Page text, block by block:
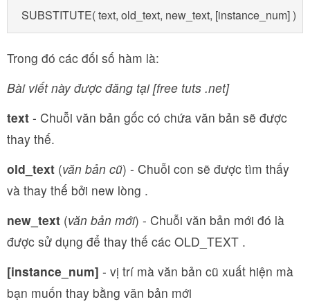
SUBSTITUTE( text, old_text, new_text, [instance_num] )
Trong đó các đối số hàm là:
Bài viết này được đăng tại [free tuts .net]
text - Chuỗi văn bản gốc có chứa văn bản sẽ được
thay thế.
old_text (văn bản cũ) - Chuỗi con sẽ được tìm thấy
và thay thế bởi new lòng .
new_text (văn bản mới) - Chuỗi văn bản mới đó là
được sử dụng để thay thế các OLD_TEXT .
[instance_num] - vị trí mà văn bản cũ xuất hiện mà
bạn muốn thay bằng văn bản mới